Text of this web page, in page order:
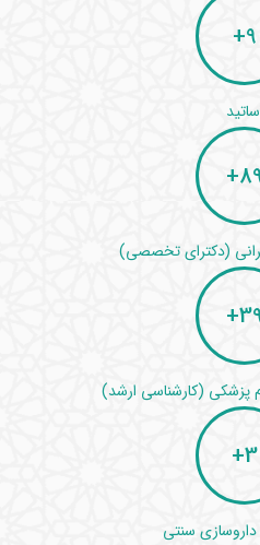
9
+
+
(دکترای تخصصی)
+
پزشکی (کارشناسی ارشد)
3
+
سنتی